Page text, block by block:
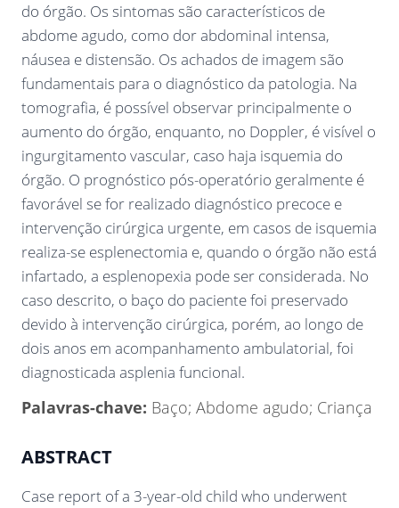
do órgão. Os sintomas são característicos de
abdome agudo, como dor abdominal intensa,
náusea e distensão. Os achados de imagem são
fundamentais para o diagnóstico da patologia. Na
tomografia, é possível observar principalmente o
aumento do órgão, enquanto, no Doppler, é visível o
ingurgitamento vascular, caso haja isquemia do
órgão. O prognóstico pós-operatório geralmente é
favorável se for realizado diagnóstico precoce e
intervenção cirúrgica urgente, em casos de isquemia
realiza-se esplenectomia e, quando o órgão não está
infartado, a esplenopexia pode ser considerada. No
caso descrito, o baço do paciente foi preservado
devido à intervenção cirúrgica, porém, ao longo de
dois anos em acompanhamento ambulatorial, foi
diagnosticada asplenia funcional.
Palavras-chave: Baço; Abdome agudo; Criança
ABSTRACT
Case report of a 3-year-old child who underwent